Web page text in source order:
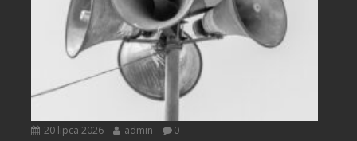
20 lipca 2026 admin 0